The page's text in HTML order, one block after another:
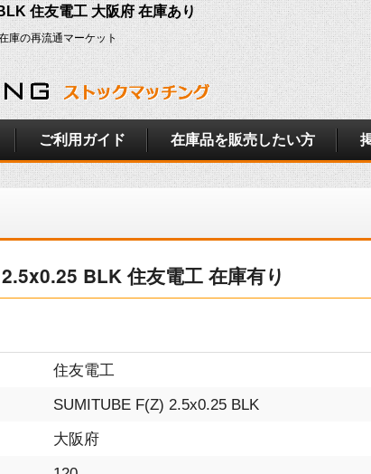
住友電工 大阪府 在庫あり
庫の再流通マーケット
ご利用ガイド 在庫品を販売したい方
BLK 住友電工 在庫有り
住友電工
SUMITUBE F(Z) 2.5x0.25 BLK
大阪府